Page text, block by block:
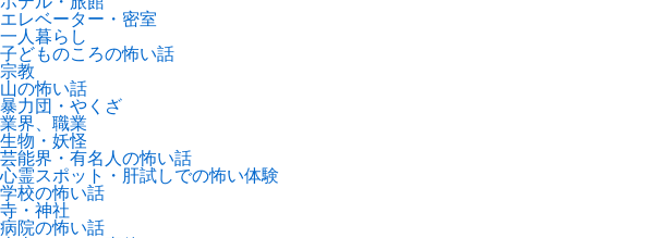
エレベーター・密室
一人暮らし
子どものころの怖い話
宗教
山の怖い話
暴力団・やくざ
業界、職業
生物・妖怪
芸能界・有名人の怖い話
心霊スポット・肝試しでの怖い体験
学校の怖い話
寺・神社
病院の怖い話